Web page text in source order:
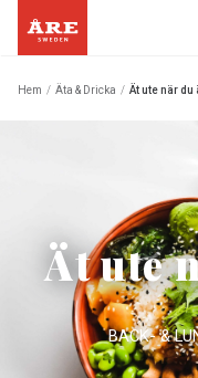
Hem / Äta & Dricka / Ät ute när du
Ät ute
BACK- &